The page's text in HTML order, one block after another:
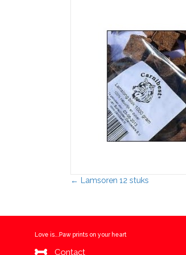
Posts
← Lamsoren 12 stuks
Love is...Paw prints on your heart
Contact